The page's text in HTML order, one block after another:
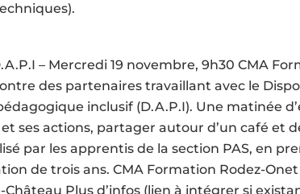
– Mercredi 19 novembre, 9h30 CMA
des partenaires travaillant avec le
inclusif (D.A.P.I). Une matinée
ses actions, partager autour d’un café et
par les apprentis de la section PAS, en
de trois ans. CMA Formation Rodez-Onet
Château Plus d’infos (lien à intégrer si